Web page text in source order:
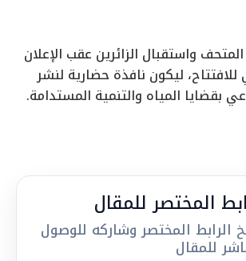
واستقبال الزائرين عقب الإعلان
ليكون نافذة حضارية لنشر
بقضايا المياه والتنمية المستدامة.
المختصر للمقال
الرابط المختصر وشاركه للوصول
للمقال